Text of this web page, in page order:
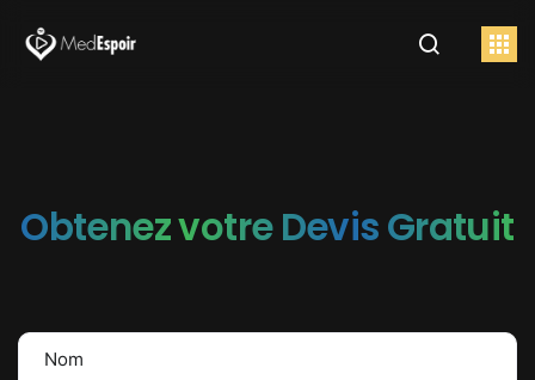
Obtenez votre Devis Gratuit